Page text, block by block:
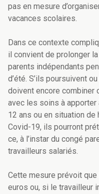
pas en mesure
vacances scolaires.
Dans ce contexte
il convient de prolonger
parents indépendants
d’été. S’ils poursuivent
doivent encore combiner
avec les soins à
12 ans ou en situation de
Covid-19, ils pourront
ce, à l’instar du congé
travailleurs salariés.
Cette mesure prévoit que
euros ou, si le travailleur